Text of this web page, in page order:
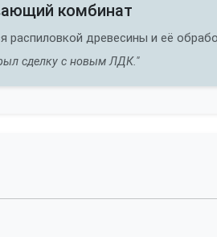
комбинат
древесины и её
сделку с новым ЛДК."